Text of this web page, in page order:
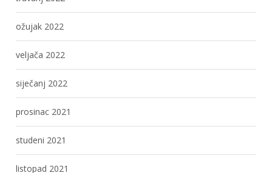
ožujak 2022
veljača 2022
siječanj 2022
prosinac 2021
studeni 2021
listopad 2021